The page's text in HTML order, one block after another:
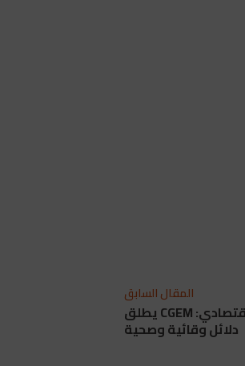
المقال السابق
التحضير لاستئناف النشاط الاقتصادي: CGEM يطلق
دلائل وقائية وصحية